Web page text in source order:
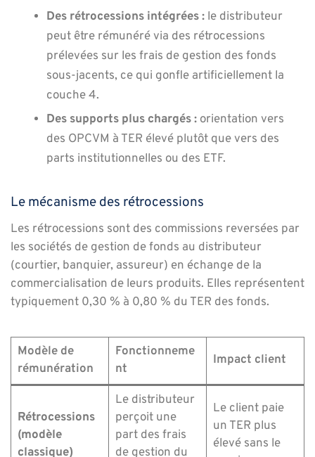
Des rétrocessions intégrées : le distributeur
peut être rémunéré via des rétrocessions
prélevées sur les frais de gestion des fonds
sous-jacents, ce qui gonfle artificiellement la
couche 4.
Des supports plus chargés : orientation vers
des OPCVM à TER élevé plutôt que vers des
parts institutionnelles ou des ETF.
Le mécanisme des rétrocessions
Les rétrocessions sont des commissions reversées par
les sociétés de gestion de fonds au distributeur
(courtier, banquier, assureur) en échange de la
commercialisation de leurs produits. Elles représentent
typiquement 0,30 % à 0,80 % du TER des fonds.
Modèle de
rémunération
Fonctionneme
nt
Impact client
Rétrocessions
(modèle
classique)
Le distributeur
perçoit une
part des frais
de gestion du
Le client paie
un TER plus
élevé sans le